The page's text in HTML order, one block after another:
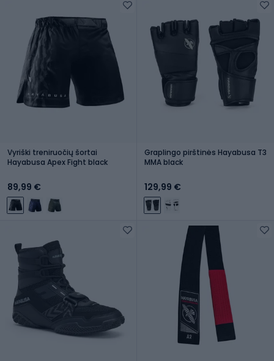
Vyriški treniruočių šortai
Hayabusa Apex Fight black
89,99 €
Graplingo pirštinės Hayabusa T3
MMA black
129,99 €